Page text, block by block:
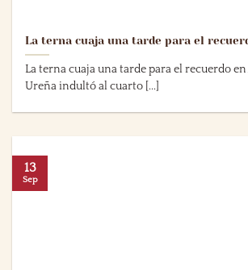
La terna cuaja una tarde para el
La terna cuaja una tarde para el recuerdo en
Ureña indultó al cuarto [...]
13
Sep